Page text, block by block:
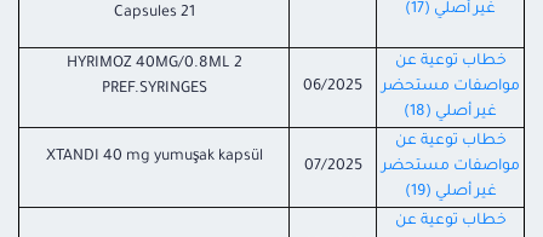
غير أصلي (17)
21 Capsules
خطاب توعية عن
مواصفات مستحضر
غير أصلي (18)
06/2025
HYRIMOZ 40MG/0.8ML 2
PREF.SYRINGES
خطاب توعية عن
مواصفات مستحضر
غير أصلي (19)
07/2025
XTANDI 40 mg yumuşak kapsül
خطاب توعية عن